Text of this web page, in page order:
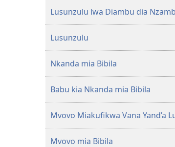
Nsekola
ya
Lusunzulu lwa Diambu dia
Lusunzulu
Nkanda mia Bibila
Babu kia Nkanda mia Bibila
Mvovo Miakufikwa Vana Yand’a
Mvovo mia Bibila